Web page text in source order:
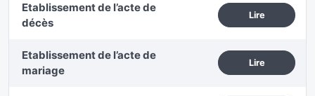
Etablissement de l’acte de
décès
Lire
Etablissement de l’acte de
mariage
Lire